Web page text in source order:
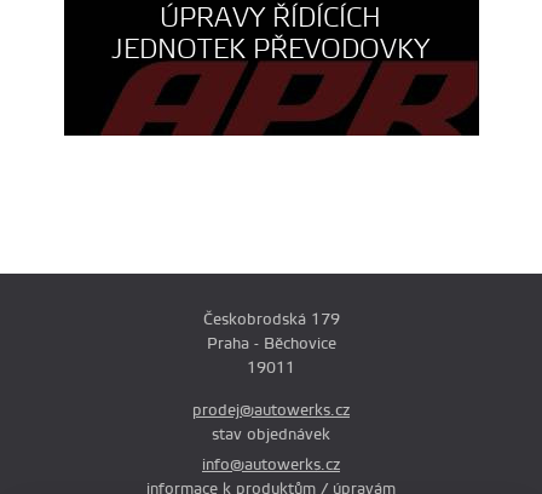
ÚPRAVY ŘÍDÍCÍCH
JEDNOTEK PŘEVODOVKY
Českobrodská 179
Praha - Běchovice
19011
prodej@autowerks.cz
stav objednávek
info@autowerks.cz
informace k produktům / úpravám